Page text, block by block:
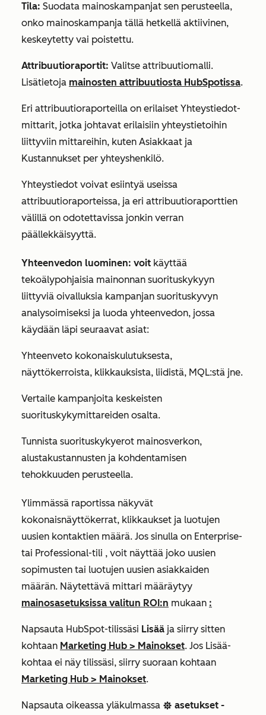
Tila: Suodata mainoskampanjat sen perusteella,
onko mainoskampanja tällä hetkellä aktiivinen,
keskeytetty vai poistettu.
Attribuutioraportit: Valitse attribuutiomalli.
Lisätietoja mainosten attribuutiosta HubSpotissa.
Eri attribuutioraporteilla on erilaiset Yhteystiedot-
mittarit, jotka johtavat erilaisiin yhteystietoihin
liittyviin mittareihin, kuten Asiakkaat ja
Kustannukset per yhteyshenkilö.
Yhteystiedot voivat esiintyä useissa
attribuutioraporteissa, ja eri attribuutioraporttien
välillä on odotettavissa jonkin verran
päällekkäisyyttä.
Yhteenvedon luominen: voit käyttää
tekoälypohjaisia mainonnan suorituskykyyn
liittyviä oivalluksia kampanjan suorituskyvyn
analysoimiseksi ja luoda yhteenvedon, jossa
käydään läpi seuraavat asiat:
Yhteenveto kokonaiskulutuksesta,
näyttökerroista, klikkauksista, liidistä, MQL:stä jne.
Vertaile kampanjoita keskeisten
suorituskykymittareiden osalta.
Tunnista suorituskykyerot mainosverkon,
alustakustannusten ja kohdentamisen
tehokkuuden perusteella.
Ylimmässä raportissa näkyvät
kokonaisnäyttökerrat, klikkaukset ja luotujen
uusien kontaktien määrä. Jos sinulla on Enterprise-
tai Professional-tili , voit näyttää joko uusien
sopimusten tai luotujen uusien asiakkaiden
määrän. Näytettävä mittari määräytyy
mainosasetuksissa valitun ROI:n mukaan :
Napsauta HubSpot-tilissäsi Lisää ja siirry sitten
kohtaan Marketing Hub > Mainokset. Jos Lisää-
kohtaa ei näy tilissäsi, siirry suoraan kohtaan
Marketing Hub > Mainokset.
Napsauta oikeassa yläkulmassa settings asetukset -